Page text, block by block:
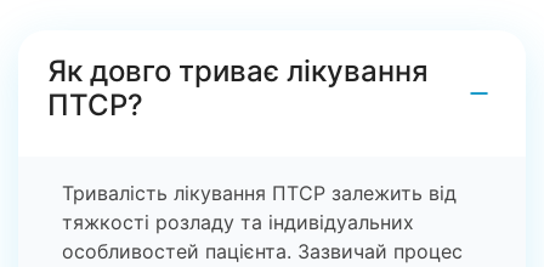
Як довго триває лікування
ПТСР?
−
Тривалість лікування ПТСР залежить від
тяжкості розладу та індивідуальних
особливостей пацієнта. Зазвичай процес